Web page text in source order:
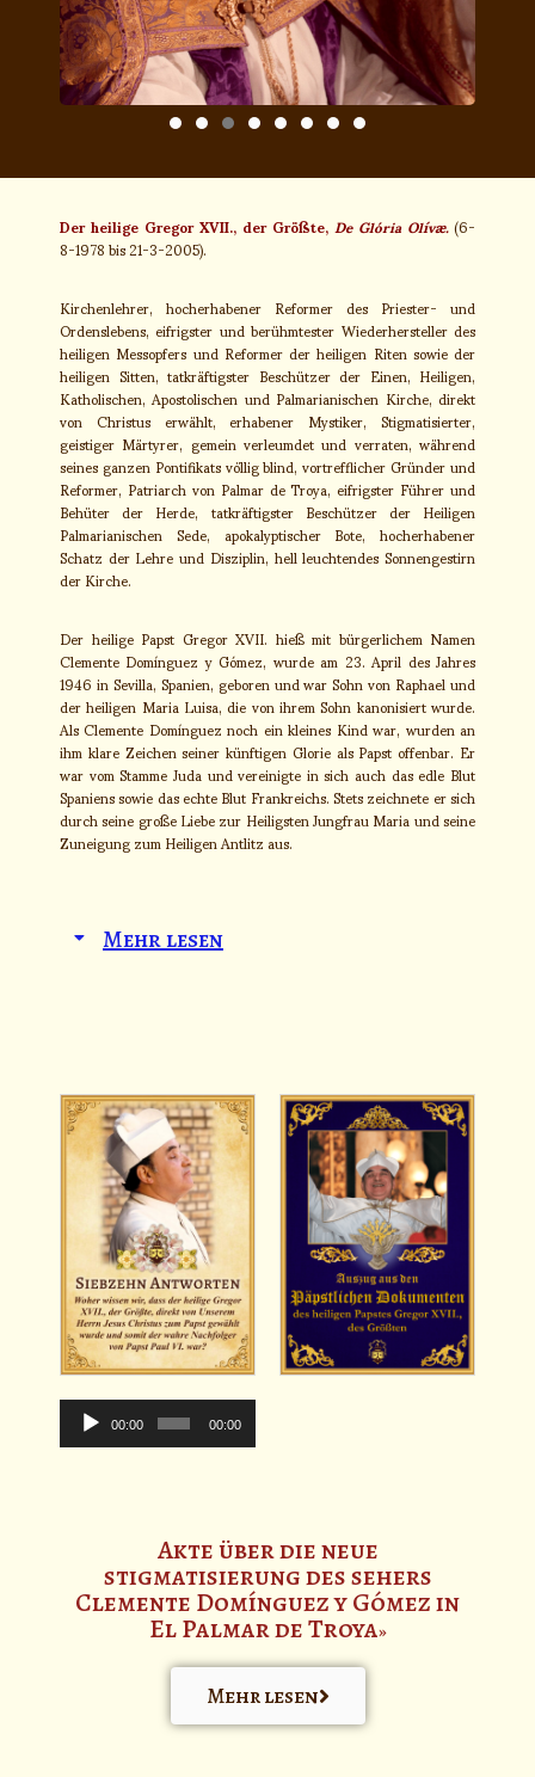
Der heilige Gregor XVII., der Größte,De Glória Olívæ.(6-
8-1978 bis 21-3-2005).
Kirchenlehrer, hocherhabener Reformer des Priester- und
Ordenslebens, eifrigster und berühmtester Wiederhersteller des
heiligen Messopfers und Reformer der heiligen Riten sowie der
heiligen Sitten, tatkräftigster Beschützer der Einen, Heiligen,
Katholischen, Apostolischen und Palmarianischen Kirche, direkt
von Christus erwählt, erhabener Mystiker, Stigmatisierter,
geistiger Märtyrer, gemein verleumdet und verraten, während
seines ganzen Pontifikats völlig blind, vortrefflicher Gründer und
Reformer, Patriarch von Palmar de Troya, eifrigster Führer und
Behüter der Herde, tatkräftigster Beschützer der Heiligen
Palmarianischen Sede, apokalyptischer Bote, hocherhabener
Schatz der Lehre und Disziplin, hell leuchtendes Sonnengestirn
der Kirche.
Der heilige Papst Gregor XVII. hieß mit bürgerlichem Namen
Clemente Domínguez y Gómez, wurde am 23. April des Jahres
1946 in Sevilla, Spanien, geboren und war Sohn von Raphael und
der heiligen Maria Luisa, die von ihrem Sohn kanonisiert wurde.
Als Clemente Domínguez noch ein kleines Kind war, wurden an
ihm klare Zeichen seiner künftigen Glorie als Papst offenbar. Er
war vom Stamme Juda und vereinigte in sich auch das edle Blut
Spaniens sowie das echte Blut Frankreichs. Stets zeichnete er sich
durch seine große Liebe zur Heiligsten Jungfrau Maria und seine
Zuneigung zum Heiligen Antlitz aus.
Mehr lesen
Audio-
Player 00:00 00:00
Akte über die neue
stigmatisierung des sehers
Clemente Domínguez y Gómez in
El Palmar de Troya
Mehr lesen